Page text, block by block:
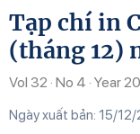
Tạp chí in
(tháng 12)
Vol 32 · No 4 · Year
Ngày xuất bản: 15/